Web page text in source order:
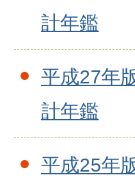
計年鑑
平成27年
計年鑑
平成25年